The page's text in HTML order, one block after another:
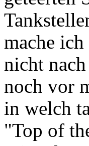
mache
nicht
noch vor
in welch
"Top of